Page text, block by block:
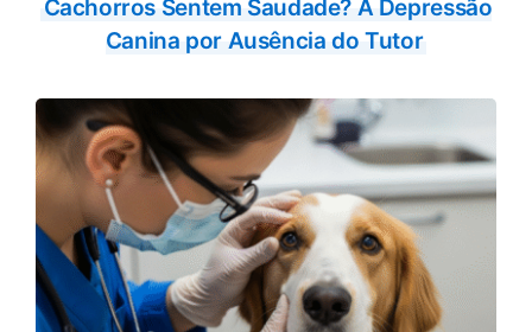
Cachorros Sentem Saudade? A Depressão
Canina por Ausência do Tutor